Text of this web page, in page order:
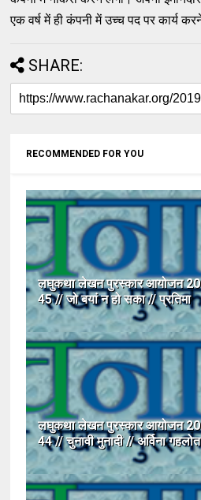
एक वर्ष में ही कंपनी में उच्च पद पर कार्य
SHARE:
RECOMMENDED FOR YOU
लघुकथा लेखन पुरस्कार आयोजन
45 // जो बयां न हो सका // प्रतिमा
लघुकथा लेखन पुरस्कार आयोजन
44 // चुनावी मुनादी // अर्विना गहलोत